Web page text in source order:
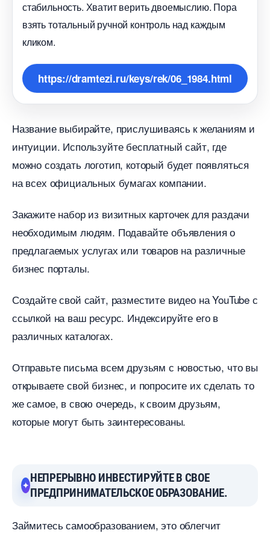
стабильность. Хватит верить двоемыслию. Пора
зять тотальный ручной контроль над каждым
кликом.
https://dramtezi.ru/keys/rek/06_1984.html
Название выбирайте, прислушиваясь к желаниям и
интуиции. Используйте бесплатный сайт, где
можно создать логотип, который будет появляться
на всех официальных бумагах компании.
Закажите набор из визитных карточек для раздачи
необходимым людям. Подавайте объявления о
предлагаемых услугах или товаров на различные
изнес порталы.
Создайте свой сайт, разместите видео на YouTube с
ссылкой на ваш ресурс. Индексируйте его
различных каталогах.
Отправьте письма всем друзьям с новостью, что вы
открываете свой бизнес, и попросите их сделать то
же самое, в свою очередь, к своим друзьям,
которые могут быть заинтересованы.
НЕПРЕРЫВНО ИНВЕСТИРУЙТЕ В СВОЕ
ПРЕДПРИНИМАТЕЛЬСКОЕ ОБРАЗОВАНИЕ.
Займитесь самообразованием, это облегчит